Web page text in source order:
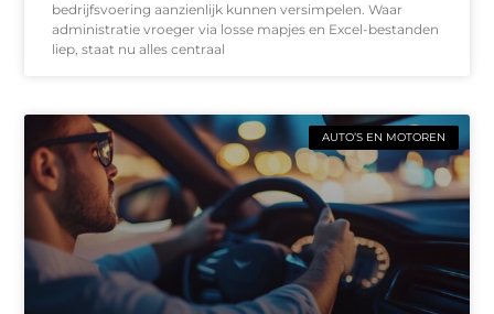
bedrijfsvoering aanzienlijk kunnen versimpelen. Waar
administratie vroeger via losse mapjes en Excel-bestanden
liep, staat nu alles centraal
AUTO’S EN MOTOREN